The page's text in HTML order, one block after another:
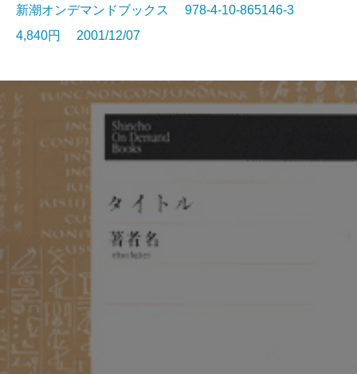
新潮オンデマンドブックス 978-4-10-865146-3
4,840円 2001/12/07